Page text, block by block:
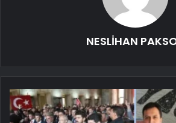
NESLİHAN